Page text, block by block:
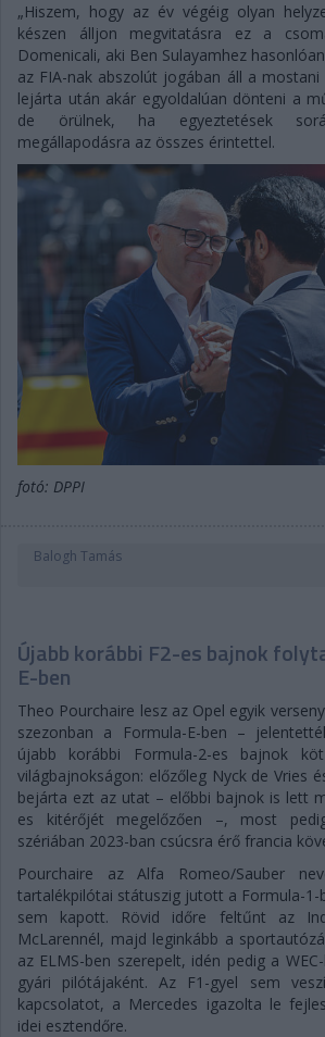
„Hiszem, hogy az év végéig olyan
készen álljon megvitatásra ez a
Domenicali, aki Ben Sulayamhez
az FIA-nak abszolút jogában áll a mostani
lejárta után akár egyoldalúan dönteni a
de örülnek, ha egyeztetések
megállapodásra az összes érintettel.
fotó: DPPI
Balogh Tamás
Újabb korábbi F2-es bajnok
E-ben
Theo Pourchaire lesz az Opel egyik
szezonban a Formula-E-ben –
újabb korábbi Formula-2-es bajnok
világbajnokságon: előzőleg Nyck de Vries
bejárta ezt az utat – előbbi bajnok is lett
es kitérőjét megelőzően –, most
szériában 2023-ban csúcsra érő francia
Pourchaire az Alfa Romeo/Sauber
tartalékpilótai státuszig jutott a Formula-1-
sem kapott. Rövid időre feltűnt az
McLarennél, majd leginkább a
az ELMS-ben szerepelt, idén pedig a
gyári pilótájaként. Az F1-gyel sem
kapcsolatot, a Mercedes igazolta le
idei esztendőre.